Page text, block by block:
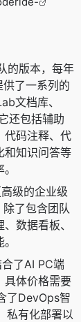
的版本，每年
了一系列的
文档库、
还包括辅助
代码注释、代
和知识问答等
高级的企业级
了包含团队
数据看板、
合了AI PC端
具体价格需要
了DevOps智
私有化部署以